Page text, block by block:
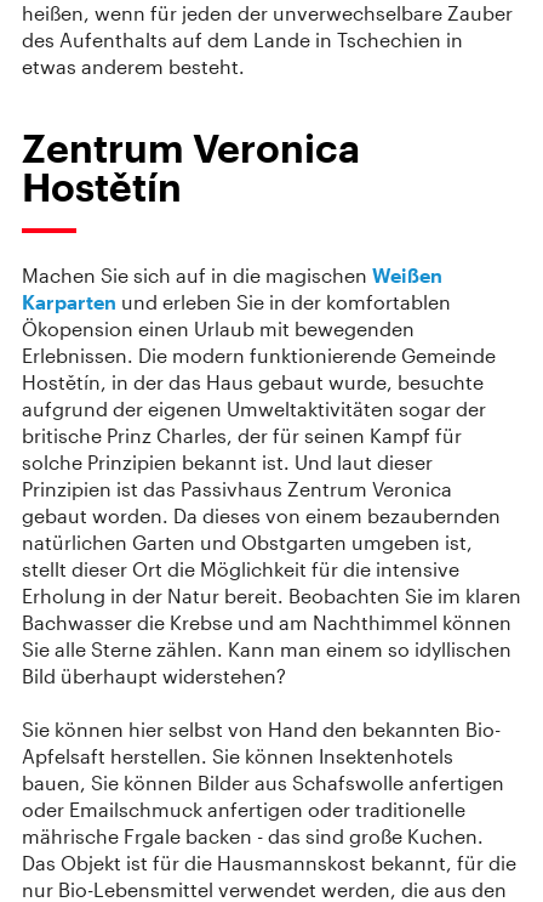
heißen, wenn für jeden der unverwechselbare Zauber
des Aufenthalts auf dem Lande in Tschechien in
etwas anderem besteht.
Zentrum Veronica
Hostětín
Machen Sie sich auf in die magischen Weißen
Karparten und erleben Sie in der komfortablen
Ökopension einen Urlaub mit bewegenden
Erlebnissen. Die modern funktionierende Gemeinde
Hostětín, in der das Haus gebaut wurde, besuchte
aufgrund der eigenen Umweltaktivitäten sogar der
britische Prinz Charles, der für seinen Kampf für
solche Prinzipien bekannt ist. Und laut dieser
Prinzipien ist das Passivhaus Zentrum Veronica
gebaut worden. Da dieses von einem bezaubernden
natürlichen Garten und Obstgarten umgeben ist,
stellt dieser Ort die Möglichkeit für die intensive
Erholung in der Natur bereit. Beobachten Sie im klaren
Bachwasser die Krebse und am Nachthimmel können
Sie alle Sterne zählen. Kann man einem so idyllischen
Bild überhaupt widerstehen?
Sie können hier selbst von Hand den bekannten Bio-
Apfelsaft herstellen. Sie können Insektenhotels
bauen, Sie können Bilder aus Schafswolle anfertigen
oder Emailschmuck anfertigen oder traditionelle
mährische Frgale backen - das sind große Kuchen.
Das Objekt ist für die Hausmannskost bekannt, für die
nur Bio-Lebensmittel verwendet werden, die aus den